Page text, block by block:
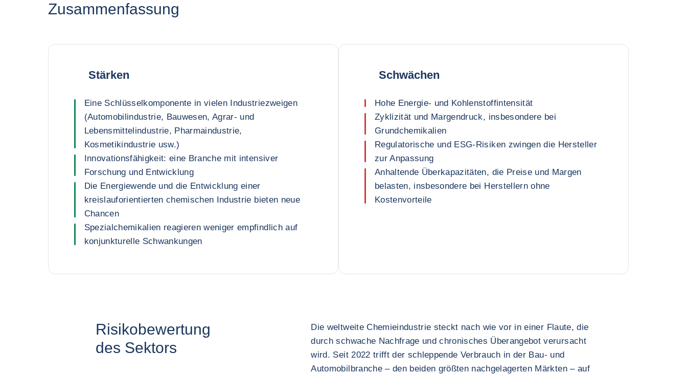
Zusammenfassung
Stärken
Eine Schlüsselkomponente in vielen Industriezweigen
(Automobilindustrie, Bauwesen, Agrar- und
Lebensmittelindustrie, Pharmaindustrie,
Kosmetikindustrie usw.)
Innovationsfähigkeit: eine Branche mit intensiver
Forschung und Entwicklung
Die Energiewende und die Entwicklung einer
kreislauforientierten chemischen Industrie bieten neue
Chancen
Spezialchemikalien reagieren weniger empfindlich auf
konjunkturelle Schwankungen
Schwächen
Hohe Energie- und Kohlenstoffintensität
Zyklizität und Margendruck, insbesondere bei
Grundchemikalien
Regulatorische und ESG-Risiken zwingen die Hersteller
zur Anpassung
Anhaltende Überkapazitäten, die Preise und Margen
belasten, insbesondere bei Herstellern ohne
Kostenvorteile
Risikobewertung
des Sektors
Die weltweite Chemieindustrie steckt nach wie vor in einer Flaute, die
durch schwache Nachfrage und chronisches Überangebot verursacht
wird. Seit 2022 trifft der schleppende Verbrauch in der Bau- und
Automobilbranche – den beiden größten nachgelagerten Märkten – auf